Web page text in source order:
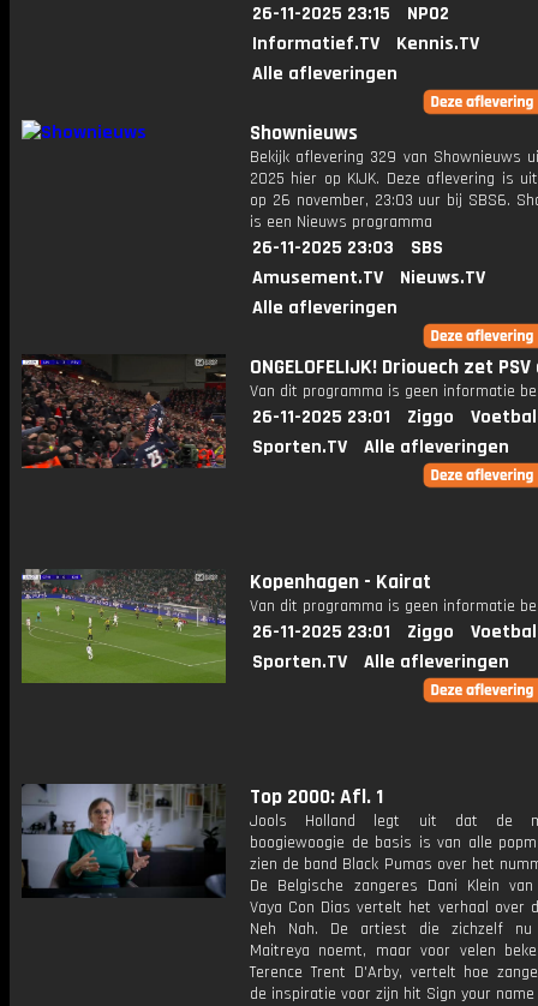
26-11-2025 23:15
NPO2
Informatief.TV
Kennis.TV
Alle afleveringen
Shownieuws
Bekijk aflevering 329 van Shownieuws
2025 hier op KIJK. Deze aflevering is
op 26 november, 23:03 uur bij SBS6.
is een Nieuws programma
26-11-2025 23:03
SBS
Amusement.TV
Nieuws.TV
Alle afleveringen
ONGELOFELIJK! Driouech zet PSV
Van dit programma is geen informatie
26-11-2025 23:01 Ziggo
Sporten.TV
Alle afleveringen
Kopenhagen - Kairat
Van dit programma is geen informatie
26-11-2025 23:01 Ziggo
Sporten.TV
Alle afleveringen
Top 2000: Afl. 1
Jools Holland legt uit dat de
boogiewoogie de basis is van alle
zien de band Black Pumas over het
De Belgische zangeres Dani Klein
Vaya Con Dias vertelt het verhaal over
Neh Nah. De artiest die zichzelf nu
Maitreya noemt, maar voor velen
Terence Trent D'Arby, vertelt hoe
de inspiratie voor zijn hit Sign your